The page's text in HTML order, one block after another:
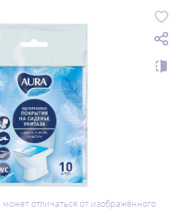
отличаться от изображённого